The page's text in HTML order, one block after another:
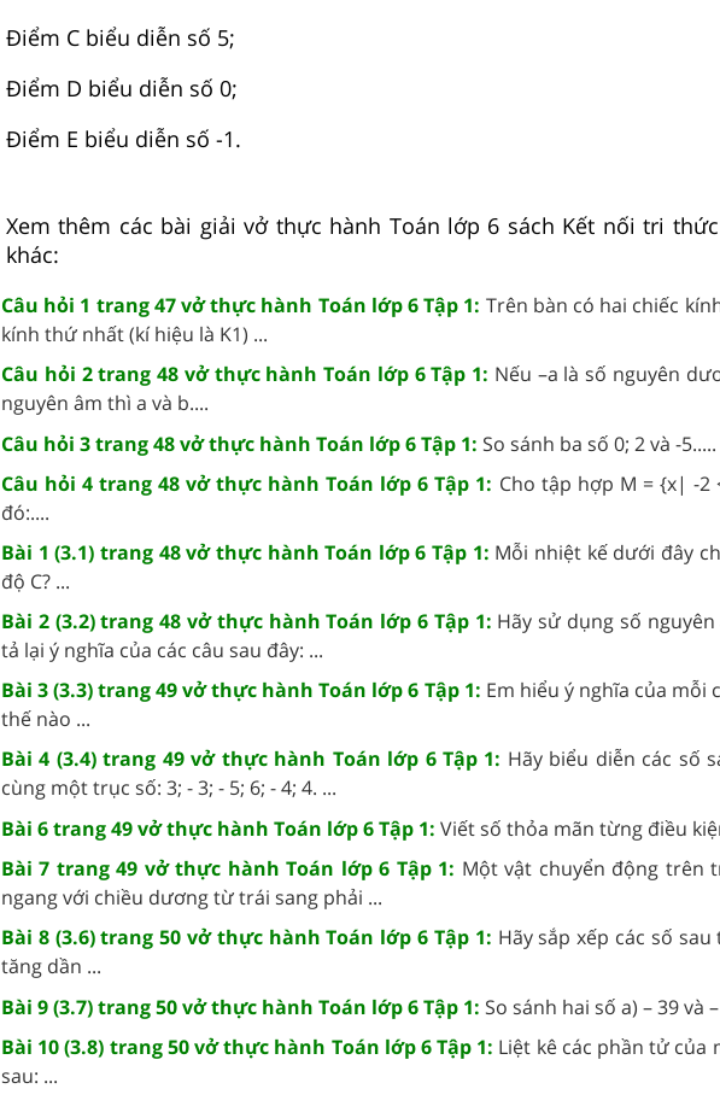
Điểm C biểu diễn số 5;
Điểm D biểu diễn số 0;
Điểm E biểu diễn số -1.
Xem thêm các bài giải vở thực hành Toán lớp 6 sách Kết nối tri
khác:
Câu hỏi 1 trang 47 vở thực hành Toán lớp 6 Tập 1: Trên bàn có hai chiếc
kính thứ nhất (kí hiệu là K1) ...
Câu hỏi 2 trang 48 vở thực hành Toán lớp 6 Tập 1: Nếu –a là số nguyên
nguyên âm thì a và b....
Câu hỏi 3 trang 48 vở thực hành Toán lớp 6 Tập 1: So sánh ba số 0; 2 và -5.....
Câu hỏi 4 trang 48 vở thực hành Toán lớp 6 Tập 1: Cho tập hợp M = {x| -2
đó:....
Bài 1 (3.1) trang 48 vở thực hành Toán lớp 6 Tập 1: Mỗi nhiệt kế dưới đây
độ C? ...
Bài 2 (3.2) trang 48 vở thực hành Toán lớp 6 Tập 1: Hãy sử dụng số
tả lại ý nghĩa của các câu sau đây: ...
Bài 3 (3.3) trang 49 vở thực hành Toán lớp 6 Tập 1: Em hiểu ý nghĩa của mỗi
thế nào ...
Bài 4 (3.4) trang 49 vở thực hành Toán lớp 6 Tập 1: Hãy biểu diễn các số
cùng một trục số: 3; - 3; - 5; 6; - 4; 4. ...
Bài 6 trang 49 vở thực hành Toán lớp 6 Tập 1: Viết số thỏa mãn từng điều
Bài 7 trang 49 vở thực hành Toán lớp 6 Tập 1: Một vật chuyển động trên
ngang với chiều dương từ trái sang phải ...
Bài 8 (3.6) trang 50 vở thực hành Toán lớp 6 Tập 1: Hãy sắp xếp các số
tăng dần ...
Bài 9 (3.7) trang 50 vở thực hành Toán lớp 6 Tập 1: So sánh hai số a) – 39 và
Bài 10 (3.8) trang 50 vở thực hành Toán lớp 6 Tập 1: Liệt kê các phần tử của
sau: ...